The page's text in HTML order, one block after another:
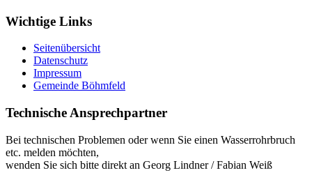
Wichtige Links
Seitenübersicht
Datenschutz
Impressum
Gemeinde Böhmfeld
Technische Ansprechpartner
Bei technischen Problemen oder wenn Sie einen Wasserrohrbruch
etc. melden möchten,
wenden Sie sich bitte direkt an Georg Lindner / Fabian Weiß